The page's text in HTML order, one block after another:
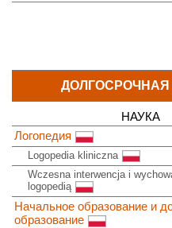
НАУКА
Логопедия
Logopedia kliniczna
Wczesna interwencja i
logopedią
Начальное образование и
образование